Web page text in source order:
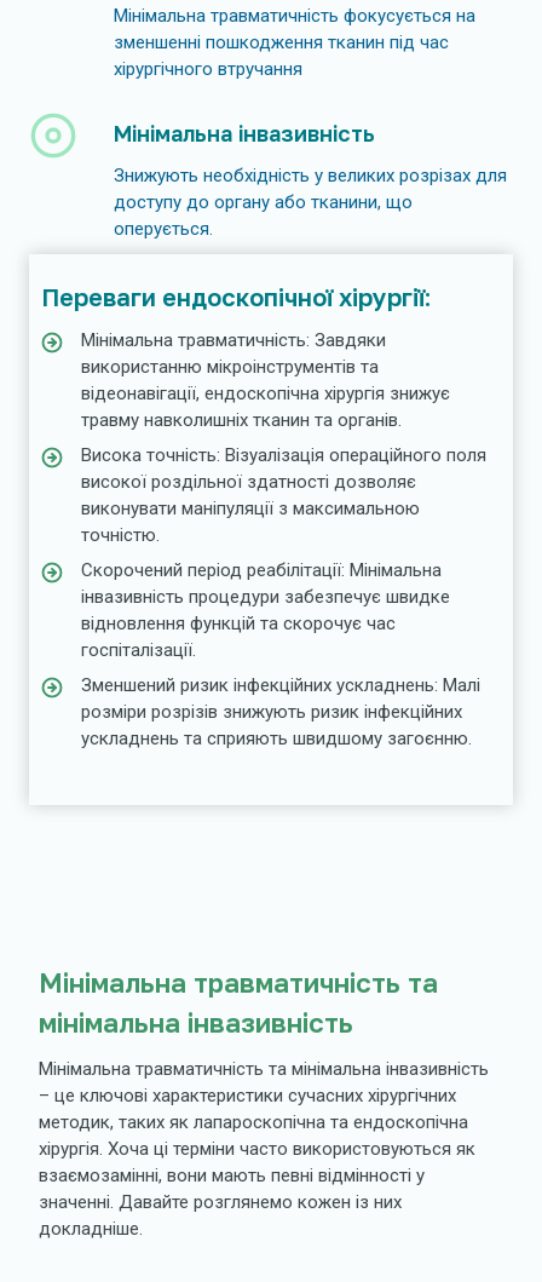
Мінімальна травматичність фокусується на
зменшенні пошкодження тканин під час
хірургічного втручання
Мінімальна інвазивність
Знижують необхідність у великих розрізах для
доступу до органу або тканини, що
оперується.
Переваги ендоскопічної хірургії:
Мінімальна травматичність: Завдяки
використанню мікроінструментів та
відеонавігації, ендоскопічна хірургія знижує
травму навколишніх тканин та органів.
Висока точність: Візуалізація операційного поля
високої роздільної здатності дозволяє
виконувати маніпуляції з максимальною
точністю.
Скорочений період реабілітації: Мінімальна
інвазивність процедури забезпечує швидке
відновлення функцій та скорочує час
госпіталізації.
Зменшений ризик інфекційних ускладнень: Малі
розміри розрізів знижують ризик інфекційних
ускладнень та сприяють швидшому загоєнню.
Мінімальна травматичність та
мінімальна інвазивність
Мінімальна травматичність та мінімальна інвазивність
– це ключові характеристики сучасних хірургічних
методик, таких як лапароскопічна та ендоскопічна
хірургія. Хоча ці терміни часто використовуються як
взаємозамінні, вони мають певні відмінності у
значенні. Давайте розглянемо кожен із них
докладніше.